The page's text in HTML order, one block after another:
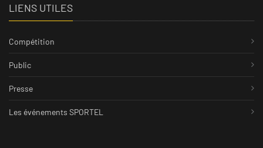
LIENS UTILES
Compétition
Public
Presse
Les événements SPORTEL